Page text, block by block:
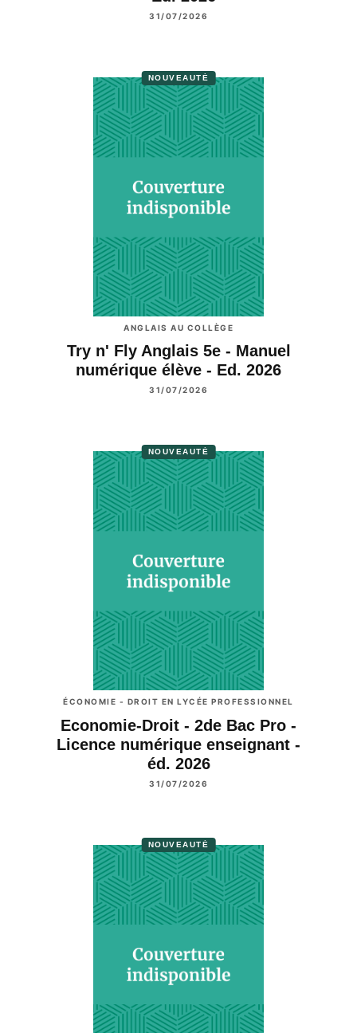
31/07/2026
NOUVEAUTÉ
ANGLAIS AU COLLÈGE
Try n' Fly Anglais 5e - Manuel
numérique élève - Ed. 2026
31/07/2026
NOUVEAUTÉ
ÉCONOMIE - DROIT EN LYCÉE PROFESSIONNEL
Economie-Droit - 2de Bac Pro -
Licence numérique enseignant -
éd. 2026
31/07/2026
NOUVEAUTÉ